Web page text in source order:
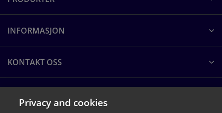
INFORMASJON
KONTAKT OSS
Privacy and cookies